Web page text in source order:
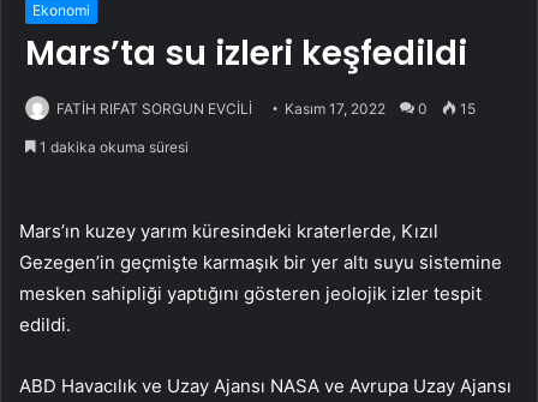
Ekonomi
Mars’ta su izleri keşfedildi
FATİH RIFAT SORGUN EVCİLİ Kasım 17, 2022 0 15
1 dakika okuma süresi
Mars’ın kuzey yarım küresindeki kraterlerde, Kızıl
Gezegen’in geçmişte karmaşık bir yer altı suyu sistemine
mesken sahipliği yaptığını gösteren jeolojik izler tespit
edildi.
ABD Havacılık ve Uzay Ajansı NASA ve Avrupa Uzay Ajansı